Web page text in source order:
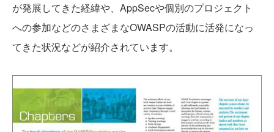
が発展してきた経緯や、AppSecや個別のプロジェクト
への参加などのさまざまなOWASPの活動に活発になっ
てきた状況などが紹介されています。